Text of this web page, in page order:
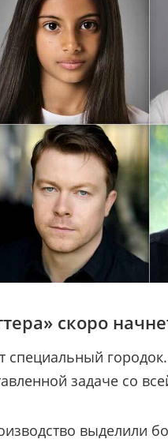
скоро
специальный
задаче со
выделили